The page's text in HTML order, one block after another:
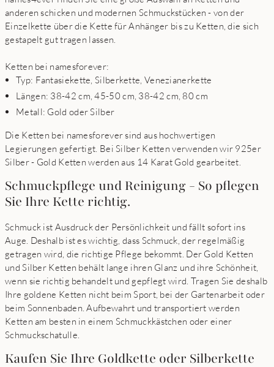
anderen schicken und modernen Schmuckstücken - von der
Einzelkette über die Kette für Anhänger bis zu Ketten, die sich
gestapelt gut tragen lassen.
Ketten bei namesforever:
Typ: Fantasiekette, Silberkette, Venezianerkette
Längen: 38-42 cm, 45-50 cm, 38-42 cm, 80 cm
Metall: Gold oder Silber
Die Ketten bei namesforever sind aus hochwertigen
Legierungen gefertigt. Bei Silber Ketten verwenden wir 925er
Silber - Gold Ketten werden aus 14 Karat Gold gearbeitet.
Schmuckpflege und Reinigung - So pflegen
Sie Ihre Kette richtig.
Schmuck ist Ausdruck der Persönlichkeit und fällt sofort ins
Auge. Deshalb ist es wichtig, dass Schmuck, der regelmäßig
getragen wird, die richtige Pflege bekommt. Der Gold Ketten
und Silber Ketten behält lange ihren Glanz und ihre Schönheit,
wenn sie richtig behandelt und gepflegt wird. Tragen Sie deshalb
Ihre goldene Ketten nicht beim Sport, bei der Gartenarbeit oder
beim Sonnenbaden. Aufbewahrt und transportiert werden
Ketten am besten in einem Schmuckkästchen oder einer
Schmuckschatulle.
Kaufen Sie Ihre Goldkette oder Silberkette